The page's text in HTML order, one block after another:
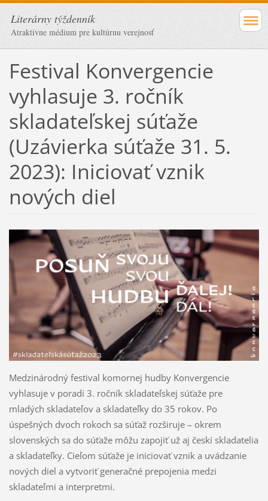
Literárny týždenník
Atraktívne médium pre kultúrnu verejnosť
Festival Konvergencie
vyhlasuje 3. ročník
skladateľskej súťaže
(Uzávierka súťaže 31. 5.
2023): Iniciovať vznik
nových diel
Medzinárodný festival komornej hudby Konvergencie
vyhlasuje v poradí 3. ročník skladateľskej súťaže pre
mladých skladateľov a skladateľky do 35 rokov. Po
úspešných dvoch rokoch sa súťaž rozširuje – okrem
slovenských sa do súťaže môžu zapojiť už aj českí skladatelia
a skladateľky. Cieľom súťaže je iniciovať vznik a uvádzanie
nových diel a vytvoriť generačné prepojenia medzi
skladateľmi a interpretmi.